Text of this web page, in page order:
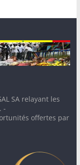
SA relayant les
-
offertes par